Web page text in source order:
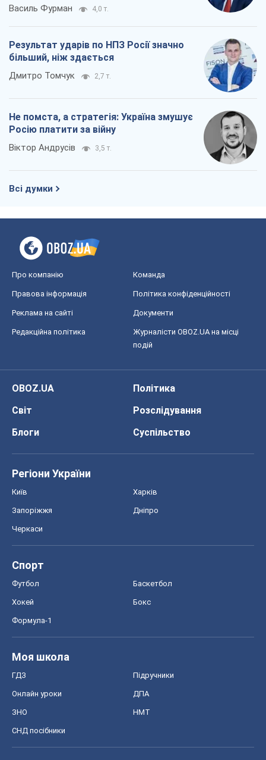
Василь Фурман 4,0 т.
Результат ударів по НПЗ Росії значно
більший, ніж здається
Дмитро Томчук 2,7 т.
Не помста, а стратегія: Україна змушує
Росію платити за війну
Віктор Андрусів 3,5 т.
Всі думки
Про компанію Команда
Правова інформація Політика конфіденційності
Реклама на сайті Документи
Редакційна політика
Журналісти OBOZ.UA на місці
подій
OBOZ.UA
Політика
Світ
Розслідування
Блоги
Суспільство
Регіони України
Київ Харків
Запоріжжя Дніпро
Черкаси
Спорт
Футбол Баскетбол
Хокей Бокс
Формула-1
Моя школа
ГДЗ Підручники
Онлайн уроки ДПА
ЗНО НМТ
СНД посібники